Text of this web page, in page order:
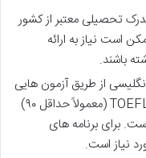
تحصیلی معتبر از کشور
است نیاز به ارائه
باشند.
از طریق آزمون هایی
مانند IELTS (معمولاً حداقل ۶.۵) یا TOEFL (معمولاً حداقل ۹۰)
برای برنامه های
نیاز است.